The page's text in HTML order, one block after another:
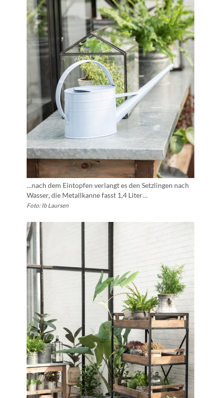
…nach dem Eintopfen verlangt es den Setzlingen nach
Wasser, die Metallkanne fasst 1,4 Liter…
Foto: Ib Laursen